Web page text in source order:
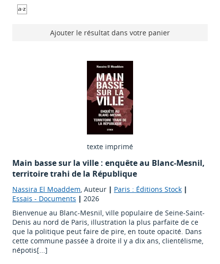
Ajouter le résultat dans votre panier
texte imprimé
Main basse sur la ville : enquête au Blanc-Mesnil,
territoire trahi de la République
Nassira El Moaddem, Auteur | Paris : Éditions Stock |
Essais - Documents | 2026
Bienvenue au Blanc-Mesnil, ville populaire de Seine-Saint-
Denis au nord de Paris, illustration la plus parfaite de ce
que la politique peut faire de pire, en toute opacité. Dans
cette commune passée à droite il y a dix ans, clientélisme,
népotis[...]